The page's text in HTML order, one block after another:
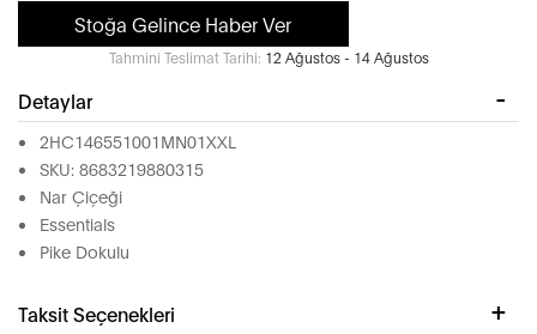
Stoğa Gelince Haber Ver
Tahmini Teslimat Tarihi: 12 Ağustos - 14 Ağustos
Detaylar
2HC146551001MN01XXL
SKU: 8683219880315
Nar Çiçeği
Essentials
Pike Dokulu
Taksit Seçenekleri